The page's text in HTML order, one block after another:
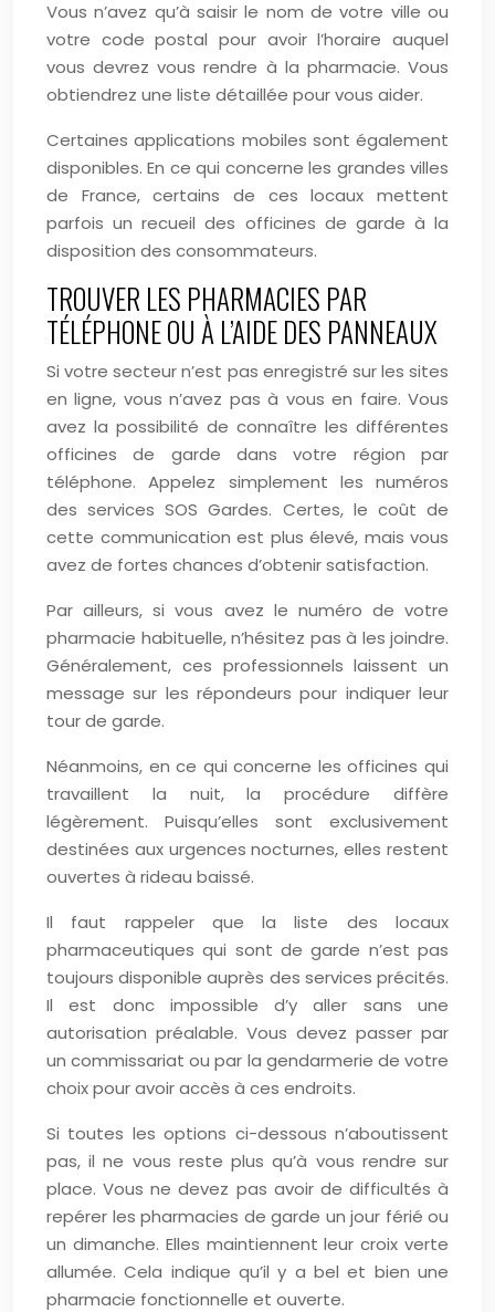
Vous n’avez qu’à saisir le nom de votre ville ou
votre code postal pour avoir l’horaire auquel
vous devrez vous rendre à la pharmacie. Vous
obtiendrez une liste détaillée pour vous aider.
Certaines applications mobiles sont également
disponibles. En ce qui concerne les grandes villes
de France, certains de ces locaux mettent
parfois un recueil des officines de garde à la
disposition des consommateurs.
TROUVER LES PHARMACIES PAR
TÉLÉPHONE OU À L’AIDE DES PANNEAUX
Si votre secteur n’est pas enregistré sur les sites
en ligne, vous n’avez pas à vous en faire. Vous
avez la possibilité de connaître les différentes
officines de garde dans votre région par
téléphone. Appelez simplement les numéros
des services SOS Gardes. Certes, le coût de
cette communication est plus élevé, mais vous
avez de fortes chances d’obtenir satisfaction.
Par ailleurs, si vous avez le numéro de votre
pharmacie habituelle, n’hésitez pas à les joindre.
Généralement, ces professionnels laissent un
message sur les répondeurs pour indiquer leur
tour de garde.
Néanmoins, en ce qui concerne les officines qui
travaillent la nuit, la procédure diffère
légèrement. Puisqu’elles sont exclusivement
destinées aux urgences nocturnes, elles restent
ouvertes à rideau baissé.
Il faut rappeler que la liste des locaux
pharmaceutiques qui sont de garde n’est pas
toujours disponible auprès des services précités.
Il est donc impossible d’y aller sans une
autorisation préalable. Vous devez passer par
un commissariat ou par la gendarmerie de votre
choix pour avoir accès à ces endroits.
Si toutes les options ci-dessous n’aboutissent
pas, il ne vous reste plus qu’à vous rendre sur
place. Vous ne devez pas avoir de difficultés à
repérer les pharmacies de garde un jour férié ou
un dimanche. Elles maintiennent leur croix verte
allumée. Cela indique qu’il y a bel et bien une
pharmacie fonctionnelle et ouverte.